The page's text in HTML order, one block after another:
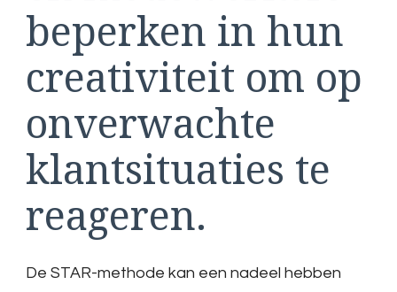
beperken in hun
creativiteit om op
onverwachte
klantsituaties te
reageren.
De STAR-methode kan een nadeel hebben